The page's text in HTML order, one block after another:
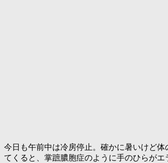
今日も午前中は冷房停止。確かに暑いけど
てくると、掌蹠膿胞症のように手のひらが